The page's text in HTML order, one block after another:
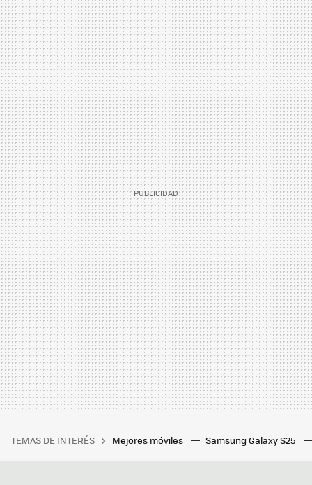
TEMAS DE INTERÉS Mejores móviles Samsung Galaxy S25